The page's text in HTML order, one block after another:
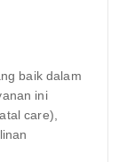
baik dalam
ini
care),